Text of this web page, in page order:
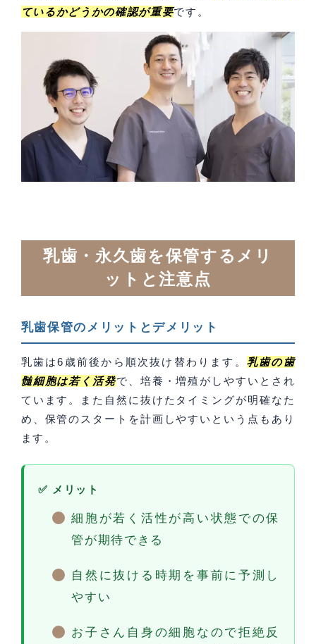
ているかどうかの確認が重要です。
乳歯・永久歯を保管するメリ
ットと注意点
乳歯保管のメリットとデメリット
乳歯は6歳前後から順次抜け替わります。 乳歯の歯
髄細胞は若く活発で、培養・増殖がしやすいとされ
ています。また自然に抜けたタイミングが明確なた
め、保管のスタートを計画しやすいという点もあり
ます。
✅ メリット
細胞が若く活性が高い状態での保
管が期待できる
自然に抜ける時期を事前に予測し
やすい
お子さん自身の細胞なので拒絶反